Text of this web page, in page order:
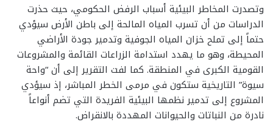
وتصدرت المخاطر البيئية أسباب الرفض الحكومي، حيث حذرت
الدراسات من أن تسرب المياه المالحة إلى باطن الأرض سيؤدي
حتماً إلى تملح خزان المياه الجوفية وتدمير جودة الأراضي
المحيطة، وهو ما يهدد استدامة الزراعات القائمة والمشروعات
القومية الكبرى في المنطقة. كما لفت التقرير إلى أن “واحة
سيوة” التاريخية ستكون في مرمى الخطر المباشر، إذ سيؤدي
المشروع إلى تدمير نظمها البيئية الفريدة التي تضم أنواعاً
نادرة من النباتات والحيوانات المهددة بالانقراض.